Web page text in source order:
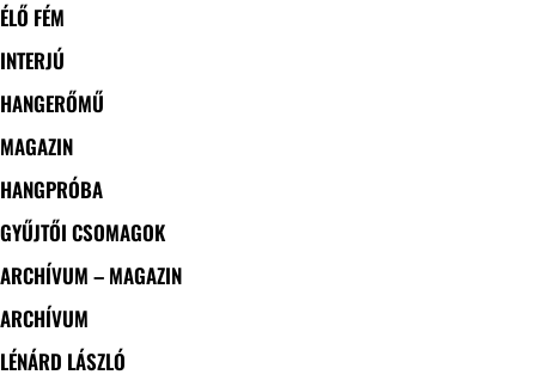
ÉLŐ FÉM
INTERJÚ
HANGERŐMŰ
MAGAZIN
HANGPRÓBA
GYŰJTŐI CSOMAGOK
ARCHÍVUM – MAGAZIN
ARCHÍVUM
LÉNÁRD LÁSZLÓ